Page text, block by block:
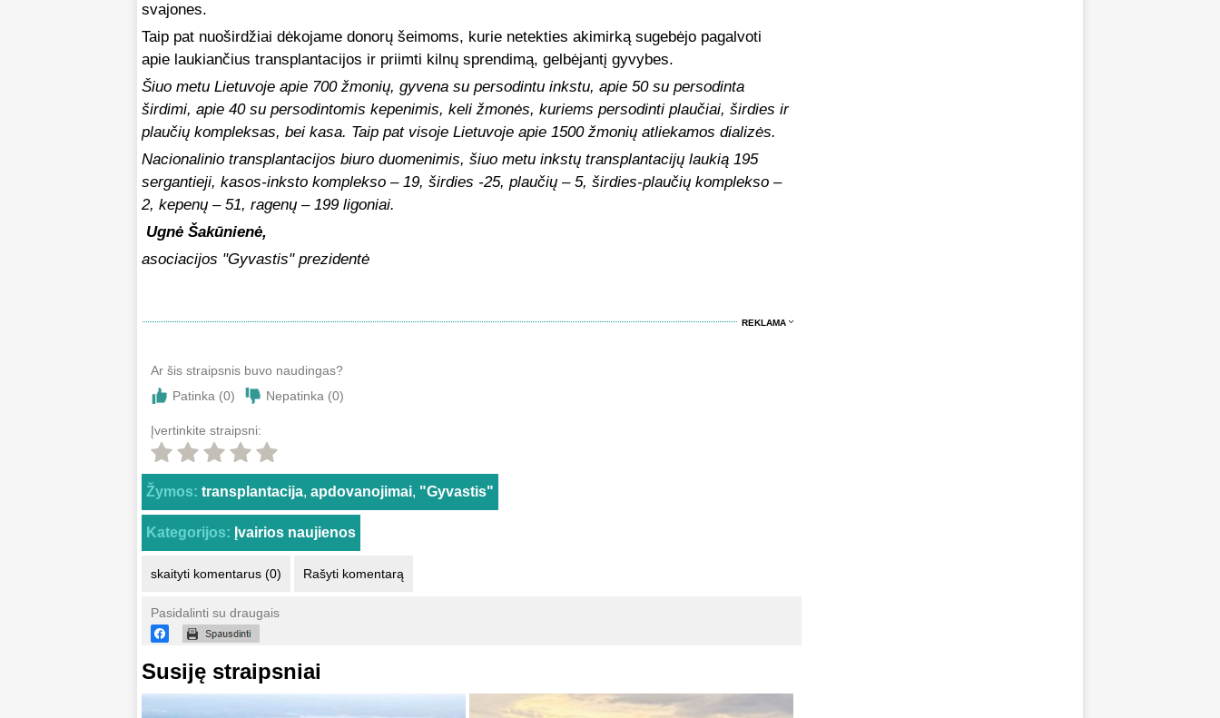
svajones.
Taip pat nuoširdžiai dėkojame donorų šeimoms, kurie netekties akimirką sugebėjo pagalvoti
apie laukiančius transplantacijos ir priimti kilnų sprendimą, gelbėjantį gyvybes.
Šiuo metu Lietuvoje apie 700 žmonių, gyvena su persodintu inkstu, apie 50 su persodinta
širdimi, apie 40 su persodintomis kepenimis, keli žmonės, kuriems persodinti plaučiai, širdies ir
plaučių kompleksas, bei kasa. Taip pat visoje Lietuvoje apie 1500 žmonių atliekamos dializės.
Nacionalinio transplantacijos biuro duomenimis, šiuo metu inkstų transplantacijų laukią 195
sergantieji, kasos-inksto komplekso – 19, širdies -25, plaučių – 5, širdies-plaučių komplekso –
2, kepenų – 51, ragenų – 199 ligoniai.
Ugnė Šakūnienė,
asociacijos "Gyvastis" prezidentė
REKLAMA
Ar šis straipsnis buvo naudingas?
Patinka (0) Nepatinka (0)
Įvertinkite straipsni:
Žymos: transplantacija, apdovanojimai, "Gyvastis"
Kategorijos: Įvairios naujienos
skaityti komentarus (0) Rašyti komentarą
Pasidalinti su draugais
Susiję straipsniai